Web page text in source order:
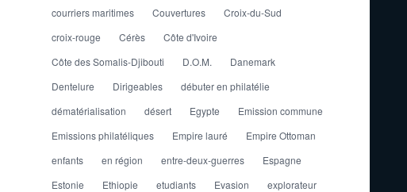
courriers maritimes
Couvertures
Croix-du-Sud
croix-rouge
Cérès
Côte d'Ivoire
Côte des Somalis-Djibouti
D.O.M.
Danemark
Dentelure
Dirigeables
débuter en philatélie
dématérialisation
désert Egypte
Emission commune
Emissions philatéliques
Empire lauré
Empire Ottoman
enfants
en région entre-deux-guerres
Espagne
Estonie
Ethiopie etudiants Evasion
explorateur